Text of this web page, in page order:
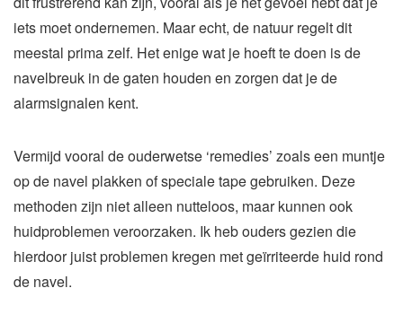
iets moet ondernemen. Maar echt, de natuur regelt dit
meestal prima zelf. Het enige wat je hoeft te doen is de
navelbreuk in de gaten houden en zorgen dat je de
alarmsignalen kent.
Vermijd vooral de ouderwetse ‘remedies’ zoals een muntje
op de navel plakken of speciale tape gebruiken. Deze
methoden zijn niet alleen nutteloos, maar kunnen ook
huidproblemen veroorzaken. Ik heb ouders gezien die
hierdoor juist problemen kregen met geïrriteerde huid rond
de navel.